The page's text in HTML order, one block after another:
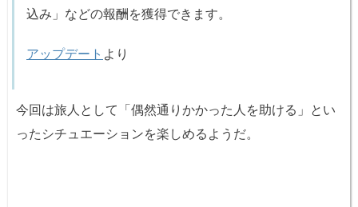
込み」などの報酬を獲得できます。
アップデート より
今回は旅人として「偶然通りかかった人を助ける」とい
ったシチュエーションを楽しめるようだ。